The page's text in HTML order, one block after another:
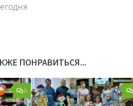
ПОНРАВИТЬСЯ...
0